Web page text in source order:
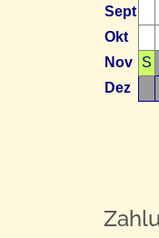
Sept
Okt
Nov
S
Dez